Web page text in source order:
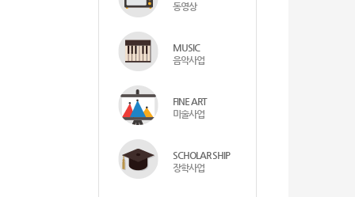
동영상
MUSIC
음악사업
FINE ART
미술사업
SCHOLAR SHIP
장학사업